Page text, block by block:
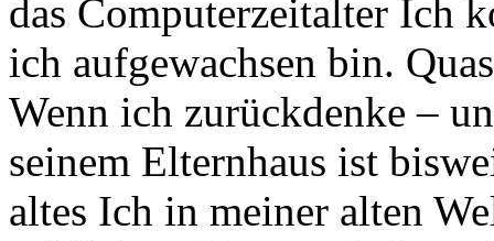
das Computerzeitalter Ich
ich aufgewachsen bin.
Wenn ich zurückdenke –
seinem Elternhaus ist
altes Ich in meiner alten